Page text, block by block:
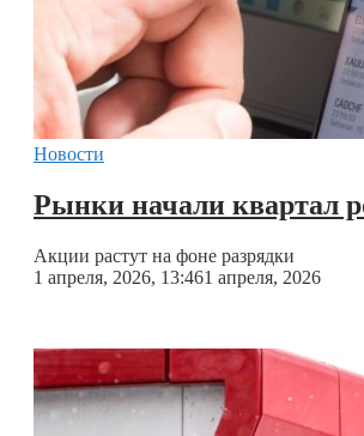
Новости
Рынки начали квартал
Акции растут на фоне разрядки
1 апреля, 2026, 13:461 апреля, 2026